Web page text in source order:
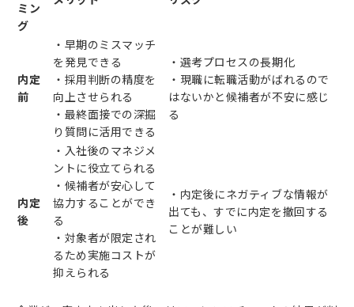
ミン
グ
内定
前
・早期のミスマッチ
を発見できる
・採用判断の精度を
向上させられる
・最終面接での深掘
り質問に活用できる
・選考プロセスの長期化
・現職に転職活動がばれるので
はないかと候補者が不安に感じ
る
内定
後
・入社後のマネジメ
ントに役立てられる
・候補者が安心して
協力することができ
る
・対象者が限定され
るため実施コストが
抑えられる
・内定後にネガティブな情報が
出ても、すでに内定を撤回する
ことが難しい